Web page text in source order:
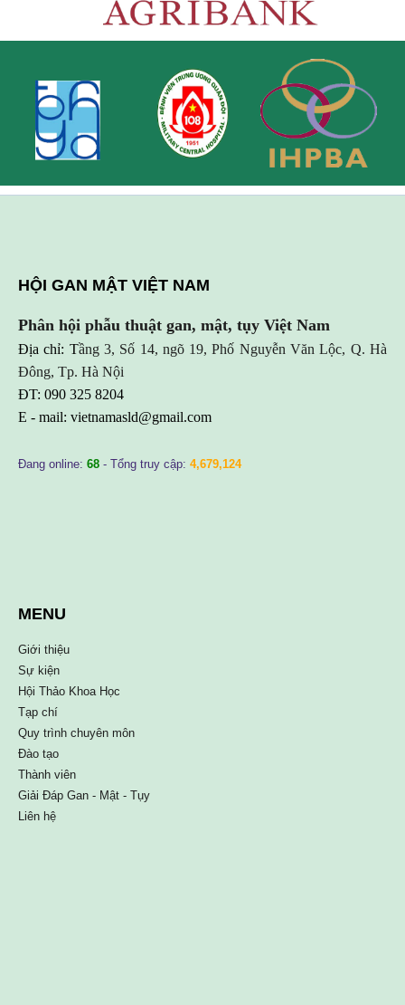
HỘI GAN MẬT VIỆT NAM
Phân hội phẫu thuật gan, mật, tụy Việt Nam
Địa chỉ: Tầng 3, Số 14, ngõ 19, Phố Nguyễn Văn Lộc, Q. Hà
Đông, Tp. Hà Nội
ĐT: 090 325 8204
E - mail: vietnamasld@gmail.com
Đang online: 68 - Tổng truy cập: 4,679,124
MENU
Giới thiệu
Sự kiện
Hội Thảo Khoa Học
Tạp chí
Quy trình chuyên môn
Đào tạo
Thành viên
Giải Đáp Gan - Mật - Tụy
Liên hệ